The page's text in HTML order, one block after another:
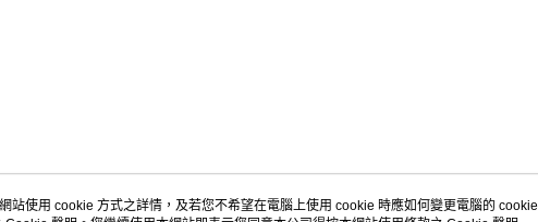
站使用 cookie 方式之詳情，及若您不希望在電腦上使用 cookie 時應如何變更電腦的 cookie